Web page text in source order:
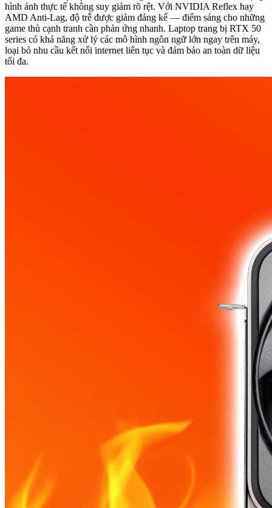
hình ảnh thực tế không suy giảm rõ rệt. Với NVIDIA Reflex hay
AMD Anti-Lag, độ trễ được giảm đáng kể — điểm sáng cho những
game thủ cạnh tranh cần phản ứng nhanh. Laptop trang bị RTX 50
series có khả năng xử lý các mô hình ngôn ngữ lớn ngay trên máy,
loại bỏ nhu cầu kết nối internet liên tục và đảm bảo an toàn dữ liệu
tối đa.